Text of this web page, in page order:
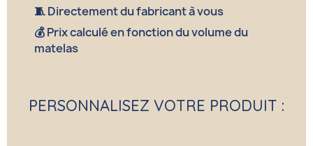
🧵 Directement du fabricant à vous
💰 Prix calculé en fonction du volume du
matelas
PERSONNALISEZ VOTRE PRODUIT :